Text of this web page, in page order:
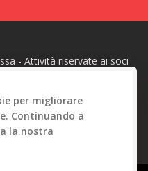
- Attività riservate ai soci
per migliorare
Continuando a
la nostra